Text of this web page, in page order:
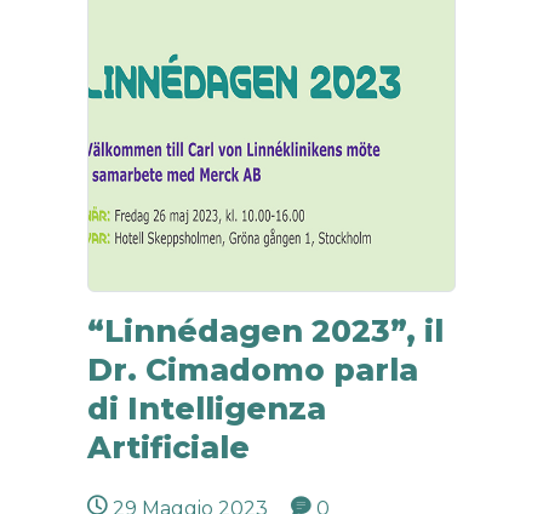
“Linnédagen 2023”, il
Dr. Cimadomo parla
di Intelligenza
Artificiale
29 Maggio 2023 0